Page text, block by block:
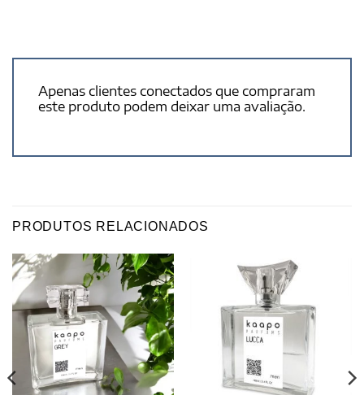
Apenas clientes conectados que compraram
este produto podem deixar uma avaliação.
PRODUTOS RELACIONADOS